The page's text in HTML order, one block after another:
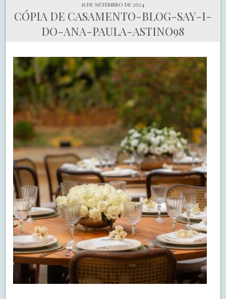
15 de setembro de 2024
CÓPIA DE CASAMENTO-BLOG-SAY-I-
DO-ANA-PAULA-ASTINO98